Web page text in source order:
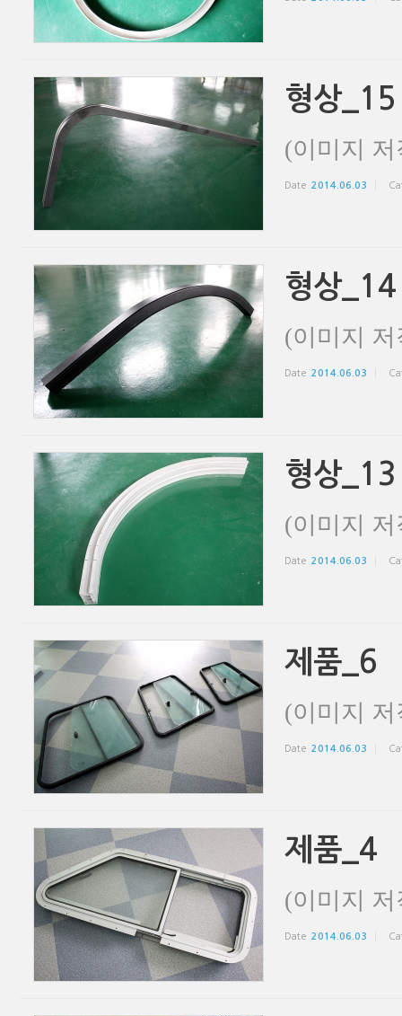
형상_15
(이미지
Date 2014.06.03
형상_14
(이미지
Date 2014.06.03
형상_13
(이미지
Date 2014.06.03
제품_6
(이미지
Date 2014.06.03
제품_4
(이미지
Date 2014.06.03